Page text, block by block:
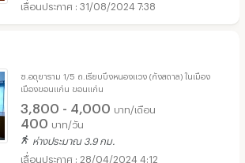
31/08/2024 7:38
ซ.อดุยาราม 1/5 ถ.เรียบบึงหนองแวง (กังสดาล) ในเมือง
เมืองขอนแก่น ขอนแก่น
3,800 - 4,000 บาท/เดือน
400 บาท/วัน
ห่างประมาณ 3.9 กม.
28/04/2024 4:12